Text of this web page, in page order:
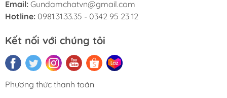
Email: Gundamchatvn@gmail.com
Hotline: 0981.31.33.35 - 0342 95 23 12
Kết nối với chúng tôi
Phương thức thanh toán